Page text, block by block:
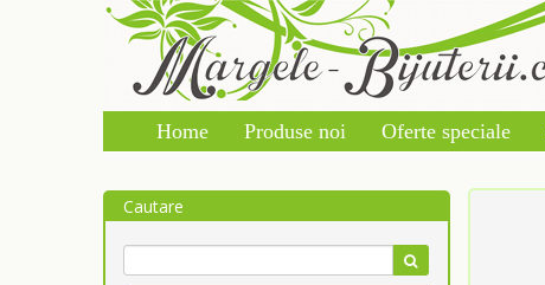
Home Produse noi Oferte speciale
Cautare